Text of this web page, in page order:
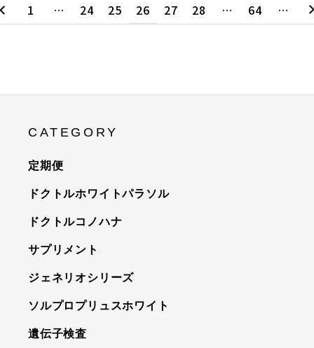
1 … 24 25 26 27 28 … 64 …
CATEGORY
定期便
ドクトルホワイトパラソル
ドクトルコノハナ
サプリメント
ジェネリオシリーズ
ソルプロプリュスホワイト
遺伝子検査